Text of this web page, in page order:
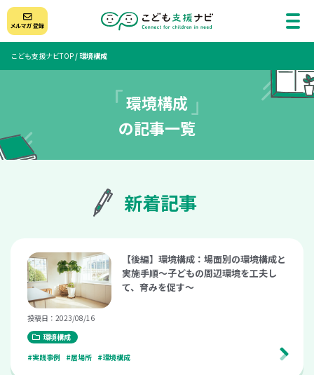
こども支援ナビTOP/環境構成
環境構成
の記事一覧
新着記事
【後編】環境構成：場面別の環境構成と
実施手順〜子どもの周辺環境を工夫し
て、育みを促す〜
投稿日：2023/08/16
環境構成
#実践事例
#居場所 #環境構成